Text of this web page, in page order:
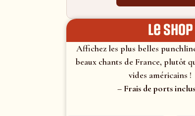
le shop
Affichez les plus belles
beaux chants de France, plutôt
vides américains !
– Frais de ports